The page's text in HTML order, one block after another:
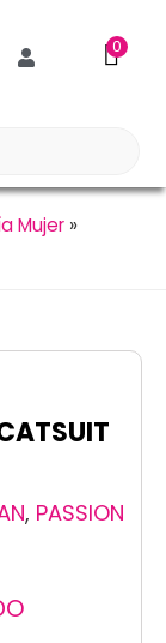
0
Mujer »
, PASSION